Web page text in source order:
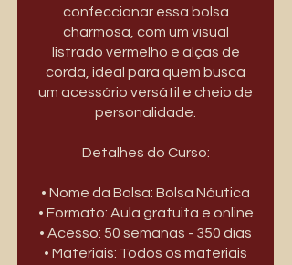
confeccionar essa bolsa
charmosa, com um visual
listrado vermelho e alças de
corda, ideal para quem busca
um acessório versátil e cheio de
personalidade.
Detalhes do Curso:
• Nome da Bolsa: Bolsa Náutica
• Formato: Aula gratuita e online
• Acesso: 50 semanas - 350 dias
• Materiais: Todos os materiais